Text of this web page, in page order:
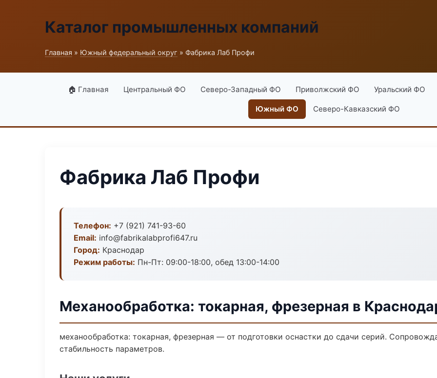
Каталог промышленных компаний
Главная » Южный федеральный округ » Фабрика Лаб Профи
🏠 Главная Центральный ФО Северо-Западный ФО Приволжский ФО Уральский ФО
Южный ФО Северо-Кавказский ФО
Фабрика Лаб Профи
Телефон: +7 (921) 741-93-60
Email: info@fabrikalabprofi647.ru
Город: Краснодар
Режим работы: Пн-Пт: 09:00-18:00, обед 13:00-14:00
Механообработка: токарная, фрезерная в
механообработка: токарная, фрезерная — от подготовки оснастки до сдачи серий.
стабильность параметров.